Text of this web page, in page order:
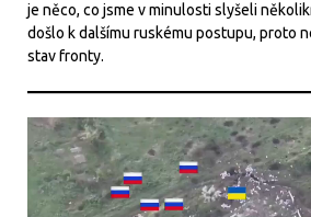
je něco, co jsme v minulosti slyšeli
došlo k dalšímu ruskému postupu, proto
stav fronty.